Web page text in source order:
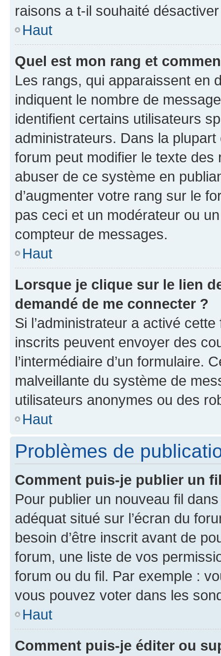
raisons a t-il souhaité
Haut
Quel est mon rang et
Les rangs, qui apparaissent en
indiquent le nombre de
identifient certains utilisateurs
administrateurs. Dans la
forum peut modifier le texte
abuser de ce système en
d’augmenter votre rang sur le
pas ceci et un modérateur ou
compteur de messages.
Haut
Lorsque je clique sur le lien
demandé de me connecter ?
Si l’administrateur a activé
inscrits peuvent envoyer des
l’intermédiaire d’un formulaire.
malveillante du système de
utilisateurs anonymes ou des
Haut
Problèmes de
Comment puis-je publier un
Pour publier un nouveau fil
adéquat situé sur l’écran du
besoin d’être inscrit avant de
forum, une liste de vos
forum ou du fil. Par exemple :
vous pouvez voter dans les
Haut
Comment puis-je éditer ou